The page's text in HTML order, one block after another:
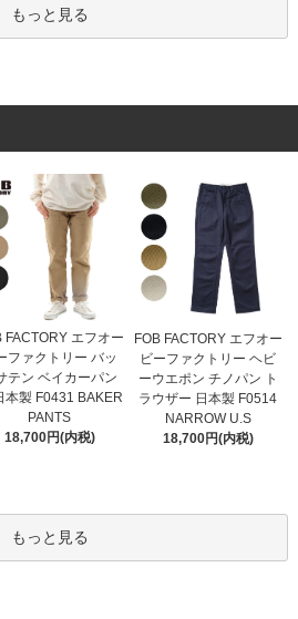
もっと見る
FACTORY エフオー
ファクトリー バッ
テン ベイカーパン
本製 F0431 BAKER
PANTS
18,700円(内税)
FOB FACTORY エフオー
ビーファクトリー ヘビ
ーウエポン チノパン ト
ラウザー 日本製 F0514
NARROW U.S
18,700円(内税)
もっと見る